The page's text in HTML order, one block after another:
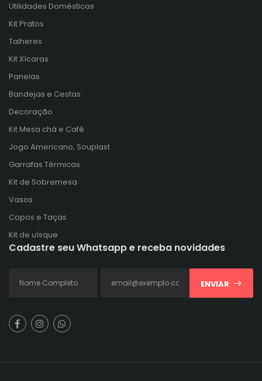
Utilidades Domésticas
Kit Pratos
Talheres
Kit Xícaras
Panelas
Bandejas e Cestas
Decoração
Kit Mesa chá e Café
Jogo Americano, Souplast
Garrafas Térmicas
Kit de Sobremesa
Vasos
Copos e Taças
Kit de uísque
Cadastre seu Whatsapp e receba novidades
ENVIAR